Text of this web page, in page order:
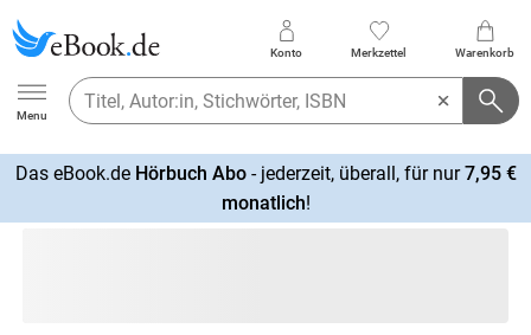
Ebook.de
Menu
Konto Merkzettel Warenkorb
Das eBook.de Hörbuch Abo- jederzeit, überall, für nur7,95 €
monatlich!